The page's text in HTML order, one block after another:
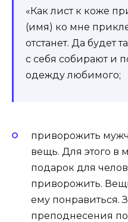
«Как лист к коже
(имя) ко мне
отстанет. Да будет
с себя собирают и
одежду любимого;
приворожить
вещь. Для этого в
подарок для
приворожить.
ему понравиться.
преподнесения